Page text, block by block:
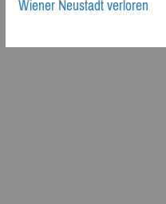
Wiener Neustadt verloren